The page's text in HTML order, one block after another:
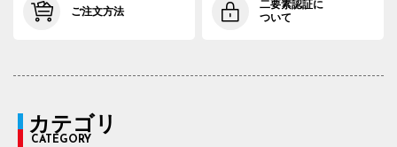
ご注文方法
二要素認証に
ついて
カテゴリ
CATEGORY